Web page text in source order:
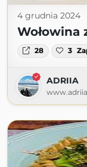
4 grudnia 2024
Wołowina
28 3
ADRIIA